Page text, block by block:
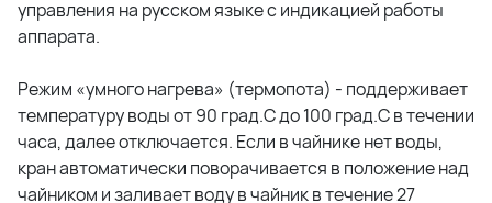
управления на русском языке с индикацией работы
аппарата.
Режим «умного нагрева» (термопота) - поддерживает
температуру воды от 90 град.С до 100 град.С в течении
часа, далее отключается. Если в чайнике нет воды,
кран автоматически поворачивается в положение над
чайником и заливает воду в чайник в течение 27